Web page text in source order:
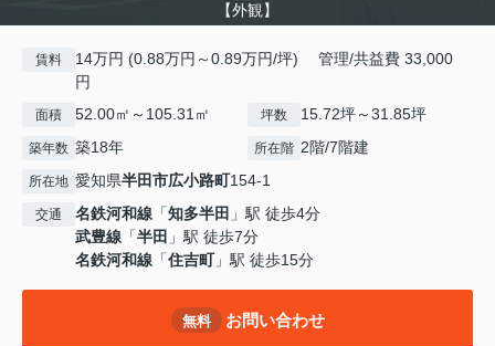
【外観】
賃料
14万円 (0.88万円～0.89万円/坪) 管理/共益費 33,000
円
面積 52.00㎡～105.31㎡ 坪数 15.72坪～31.85坪
築年数 築18年 所在階 2階/7階建
所在地 愛知県半田市広小路町154-1
交通 名鉄河和線 「知多半田 」駅 徒歩4分
武豊線 「半田 」駅 徒歩7分
名鉄河和線 「住吉町」駅 徒歩15分
無料 お問い合わせ